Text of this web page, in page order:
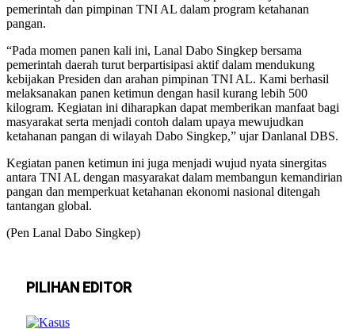
pemerintah dan pimpinan TNI AL dalam program ketahanan
pangan.
“Pada momen panen kali ini, Lanal Dabo Singkep bersama
pemerintah daerah turut berpartisipasi aktif dalam mendukung
kebijakan Presiden dan arahan pimpinan TNI AL. Kami berhasil
melaksanakan panen ketimun dengan hasil kurang lebih 500
kilogram. Kegiatan ini diharapkan dapat memberikan manfaat bagi
masyarakat serta menjadi contoh dalam upaya mewujudkan
ketahanan pangan di wilayah Dabo Singkep,” ujar Danlanal DBS.
Kegiatan panen ketimun ini juga menjadi wujud nyata sinergitas
antara TNI AL dengan masyarakat dalam membangun kemandirian
pangan dan memperkuat ketahanan ekonomi nasional ditengah
tantangan global.
(Pen Lanal Dabo Singkep)
PILIHAN EDITOR